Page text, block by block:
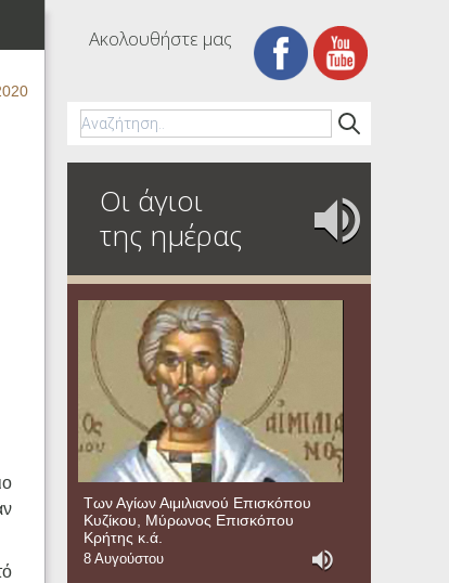
Ακολουθήστε μας
Οι άγιοι
της ημέρας
Των Αγίων Αιμιλιανού Επισκόπου
Κυζίκου, Μύρωνος Επισκόπου
Κρήτης κ.ά.
8 Αυγούστου